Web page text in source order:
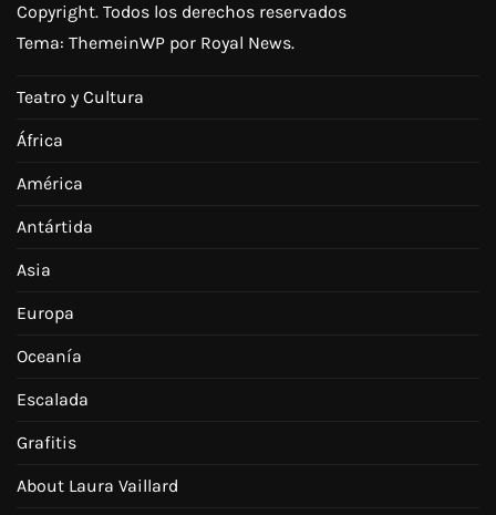
Copyright. Todos los derechos reservados
Tema: ThemeinWP por Royal News.
Teatro y Cultura
África
América
Antártida
Asia
Europa
Oceanía
Escalada
Grafitis
About Laura Vaillard